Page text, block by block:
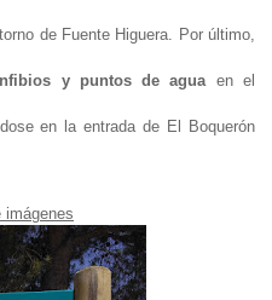
de Fuente Higuera. Por último,
y puntos de aguaen el
en la entrada de El Boquerón
imágenes